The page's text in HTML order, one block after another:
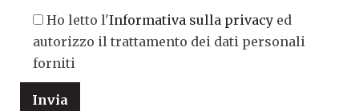
Ho letto l'Informativa sulla privacy ed
autorizzo il trattamento dei dati personali
forniti